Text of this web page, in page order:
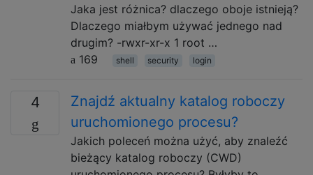
Jaka jest różnica? dlaczego oboje istnieją?
Dlaczego miałbym używać jednego nad
drugim? -rwxr-xr-x 1 root …
169
shell security login
4
Znajdź aktualny katalog roboczy
uruchomionego procesu?
Jakich poleceń można użyć, aby znaleźć
bieżący katalog roboczy (CWD)